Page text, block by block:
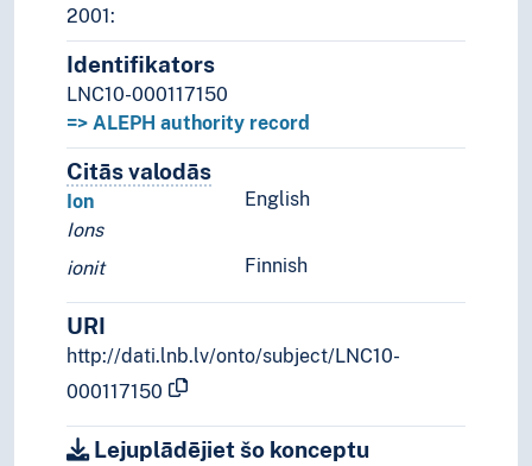
2001:
Identifikators
LNC10-000117150
=> ALEPH authority record
Citās valodāsTermini šim konceptam citās
English
Ion
Ions
Finnish
ionit
URI
http://dati.lnb.lv/onto/subject/LNC10-
000117150
Lejuplādējiet šo konceptu